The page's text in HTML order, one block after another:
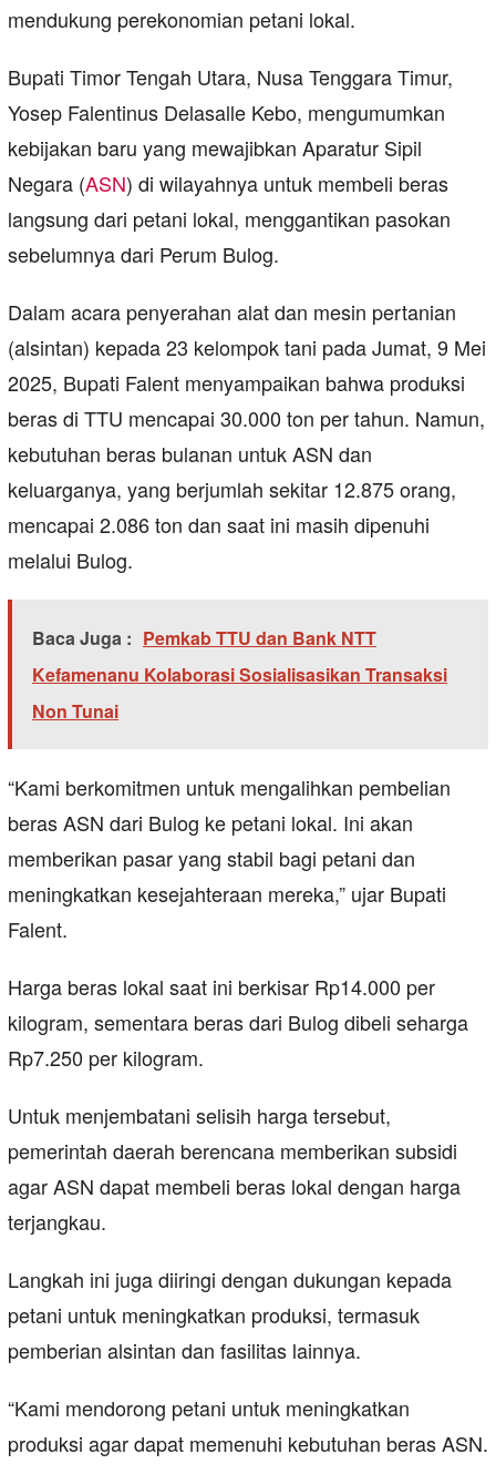
mendukung perekonomian petani lokal.
Bupati Timor Tengah Utara, Nusa Tenggara Timur,
Yosep Falentinus Delasalle Kebo, mengumumkan
kebijakan baru yang mewajibkan Aparatur Sipil
Negara (ASN) di wilayahnya untuk membeli beras
langsung dari petani lokal, menggantikan pasokan
sebelumnya dari Perum Bulog.
Dalam acara penyerahan alat dan mesin pertanian
(alsintan) kepada 23 kelompok tani pada Jumat, 9 Mei
2025, Bupati Falent menyampaikan bahwa produksi
beras di TTU mencapai 30.000 ton per tahun. Namun,
kebutuhan beras bulanan untuk ASN dan
keluarganya, yang berjumlah sekitar 12.875 orang,
mencapai 2.086 ton dan saat ini masih dipenuhi
melalui Bulog.
Baca Juga : Pemkab TTU dan Bank NTT
Kefamenanu Kolaborasi Sosialisasikan Transaksi
Non Tunai
“Kami berkomitmen untuk mengalihkan pembelian
beras ASN dari Bulog ke petani lokal. Ini akan
memberikan pasar yang stabil bagi petani dan
meningkatkan kesejahteraan mereka,” ujar Bupati
Falent.
Harga beras lokal saat ini berkisar Rp14.000 per
kilogram, sementara beras dari Bulog dibeli seharga
Rp7.250 per kilogram.
Untuk menjembatani selisih harga tersebut,
pemerintah daerah berencana memberikan subsidi
agar ASN dapat membeli beras lokal dengan harga
terjangkau.
Langkah ini juga diiringi dengan dukungan kepada
petani untuk meningkatkan produksi, termasuk
pemberian alsintan dan fasilitas lainnya.
“Kami mendorong petani untuk meningkatkan
produksi agar dapat memenuhi kebutuhan beras ASN.